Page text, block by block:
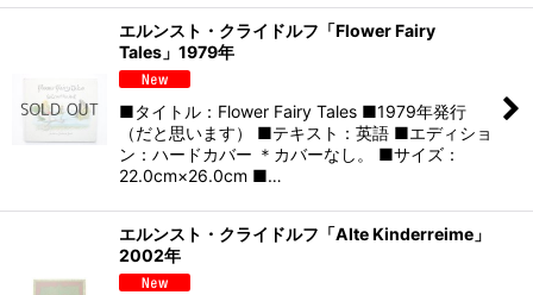
エルンスト・クライドルフ「Flower Fairy
Tales」1979年
■タイトル：Flower Fairy Tales ■1979年発行
（だと思います） ■テキスト：英語 ■エディショ
ン：ハードカバー ＊カバーなし。 ■サイズ：
22.0cm×26.0cm ■…
エルンスト・クライドルフ「Alte Kinderreime」
2002年